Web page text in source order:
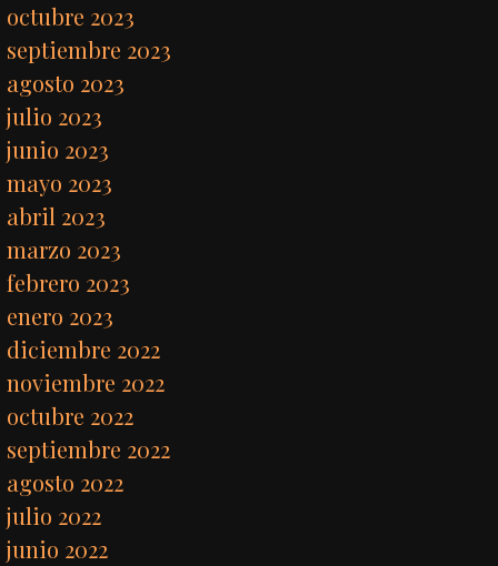
octubre 2023
septiembre 2023
agosto 2023
julio 2023
junio 2023
mayo 2023
abril 2023
marzo 2023
febrero 2023
enero 2023
diciembre 2022
noviembre 2022
octubre 2022
septiembre 2022
agosto 2022
julio 2022
junio 2022